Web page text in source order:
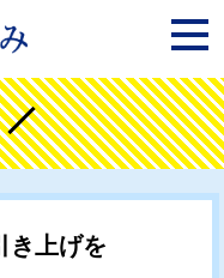
き上げを